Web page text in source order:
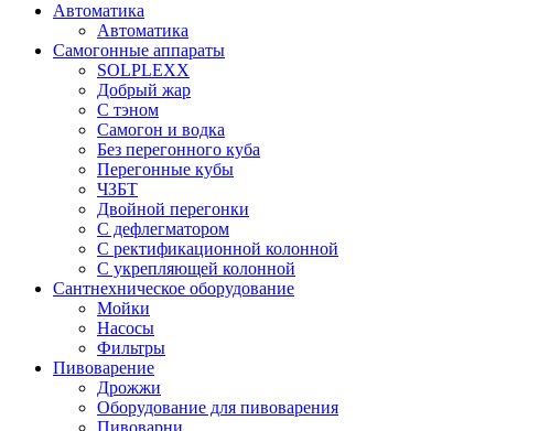
Автоматика
Автоматика
Самогонные аппараты
SOLPLEXX
Добрый жар
С тэном
Самогон и водка
Без перегонного куба
Перегонные кубы
ЧЗБТ
Двойной перегонки
С дефлегматором
С ректификационной колонной
С укрепляющей колонной
Сантнехническое оборудование
Мойки
Насосы
Фильтры
Пивоварение
Дрожжи
Оборудование для пивоварения
Пивоварни